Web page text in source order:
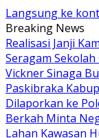
Langsung ke
Breaking News
Realisasi Janji
Seragam
Vickner Sinaga
Paskibraka
Dilaporkan ke
Berkah Minta
Lahan Kawasan